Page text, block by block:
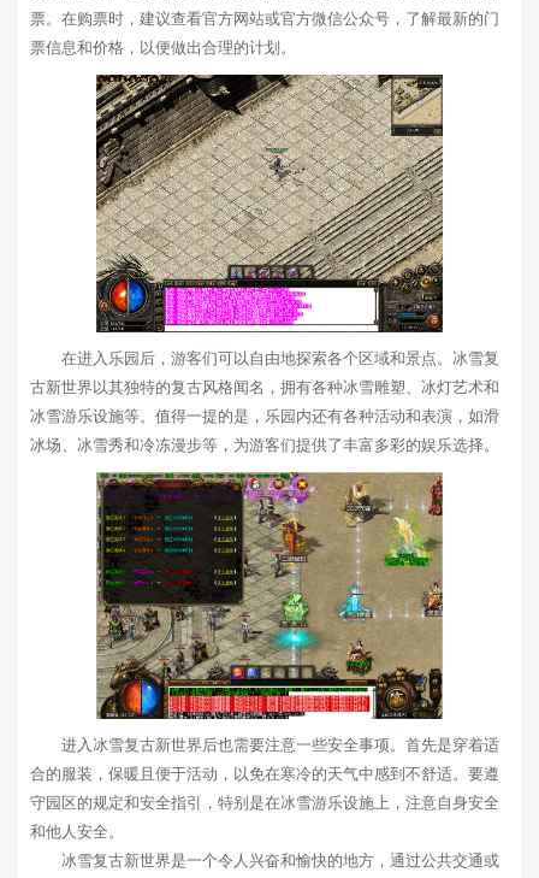
票。在购票时，建议查看官方网站或官方微信公众号，了解最新的门
票信息和价格，以便做出合理的计划。
在进入乐园后，游客们可以自由地探索各个区域和景点。冰雪复
古新世界以其独特的复古风格闻名，拥有各种冰雪雕塑、冰灯艺术和
冰雪游乐设施等。值得一提的是，乐园内还有各种活动和表演，如滑
冰场、冰雪秀和冷冻漫步等，为游客们提供了丰富多彩的娱乐选择。
进入冰雪复古新世界后也需要注意一些安全事项。首先是穿着适
合的服装，保暖且便于活动，以免在寒冷的天气中感到不舒适。要遵
守园区的规定和安全指引，特别是在冰雪游乐设施上，注意自身安全
和他人安全。
冰雪复古新世界是一个令人兴奋和愉快的地方，通过公共交通或